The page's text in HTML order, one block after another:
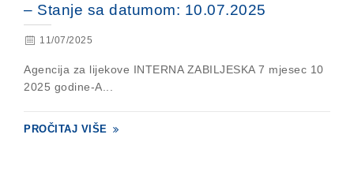
– Stanje sa datumom: 10.07.2025
11/07/2025
Agencija za lijekove INTERNA ZABILJESKA 7 mjesec 10
2025 godine-A...
PROČITAJ VIŠE